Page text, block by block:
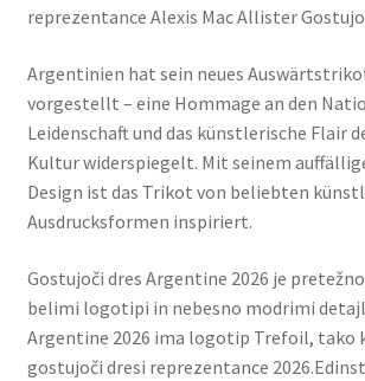
reprezentance Alexis Mac Allister
Argentinien hat sein neues
vorgestellt – eine Hommage an den
Leidenschaft und das künstlerische Flair
Kultur widerspiegelt. Mit seinem
Design ist das Trikot von beliebten
Ausdrucksformen inspiriert.
Gostujoči dres Argentine 2026 je
belimi logotipi in nebesno modrimi
Argentine 2026 ima logotip Trefoil, tako
gostujoči dresi reprezentance